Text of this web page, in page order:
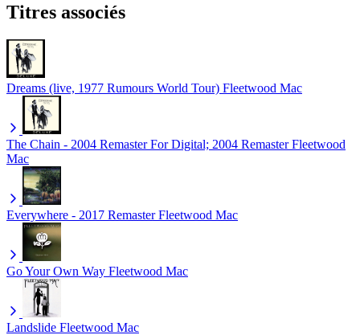
Titres associés
Dreams (live, 1977 Rumours World Tour) Fleetwood Mac
The Chain - 2004 Remaster For Digital; 2004 Remaster Fleetwood
Mac
Everywhere - 2017 Remaster Fleetwood Mac
Go Your Own Way Fleetwood Mac
Landslide Fleetwood Mac